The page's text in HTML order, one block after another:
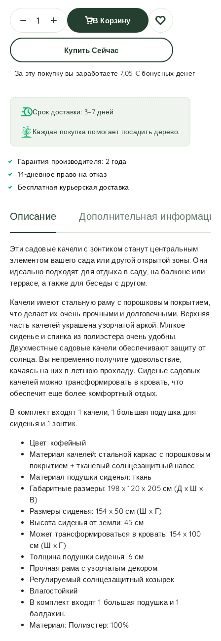
В Корзину
Купить Сейчас
За эту покупку вы заработаете 7,05 €бонусных денег
l
t
e
r
n
t
i
Срок доставки: 3–7 дней
Каждая покупка помогает посадить дерево.
Гарантия производителя: 2 года
14-дневное право на отказ
Бесплатная курьерская доставка
Описание Дополнительная информация
Эти садовые качели с зонтиком станут центральным
элементом вашего сада или другой открытой зоны. Они
идеально подходят для отдыха в саду, на балконе или
террасе, а также для беседы с другом.
Качели имеют стальную раму с порошковым покрытием,
что делает их очень прочными и долговечными. Верхняя
часть качелей украшена узорчатой аркой. Мягкое
сиденье и спинка из полиэстера очень удобны.
Двухместные садовые качели обеспечивают защиту от
солнца. Вы непременно получите удовольствие,
качаясь на них в летнюю прохладу. Сиденье садовых
качелей можно трансформировать в кровать, что
обеспечит еще более комфортный отдых.
В комплект входят 1 качели, 1 большая подушка для
сиденья и 1 зонтик.
Цвет: кофейный
Материал качелей: стальной каркас с порошковым
покрытием + тканевый солнцезащитный навес
Материал подушки сиденья: ткань
Габаритные размеры: 198 x 120 x 205 см (Д x Ш x
В)
Размеры сиденья: 154 x 50 см (Ш x Г)
Высота сиденья от земли: 45 см
Может трансформироваться в кровать: 154 x 100
см (Ш x Г)
Толщина подушки сиденья: 6 см
Прочная рама с узорчатым декором.
Регулируемый солнцезащитный козырек
Влагостойкий
В комплект входят 1 большая подушка и 1
балдахин.
Материал: Полиэстер: 100%